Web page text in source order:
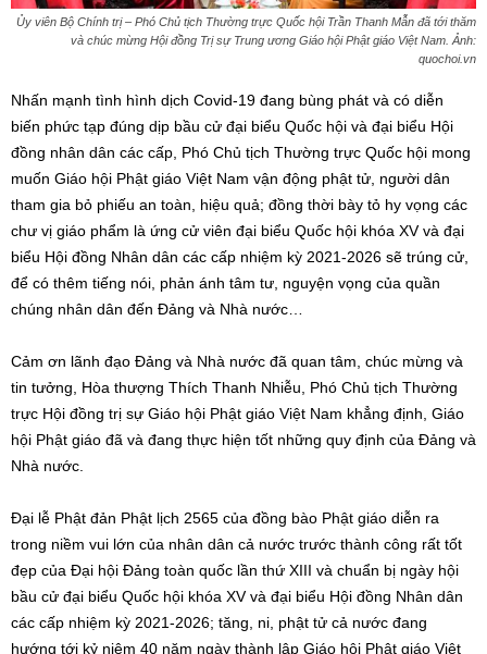
Ủy viên Bộ Chính trị – Phó Chủ tịch Thường trực Quốc hội Trần Thanh Mẫn đã tới thăm
và chúc mừng Hội đồng Trị sự Trung ương Giáo hội Phật giáo Việt Nam. Ảnh:
quochoi.vn
Nhấn mạnh tình hình dịch Covid-19 đang bùng phát và có diễn
biến phức tạp đúng dịp bầu cử đại biểu Quốc hội và đại biểu Hội
đồng nhân dân các cấp, Phó Chủ tịch Thường trực Quốc hội mong
muốn Giáo hội Phật giáo Việt Nam vận động phật tử, người dân
tham gia bỏ phiếu an toàn, hiệu quả; đồng thời bày tỏ hy vọng các
chư vị giáo phẩm là ứng cử viên đại biểu Quốc hội khóa XV và đại
biểu Hội đồng Nhân dân các cấp nhiệm kỳ 2021-2026 sẽ trúng cử,
để có thêm tiếng nói, phản ánh tâm tư, nguyện vọng của quần
chúng nhân dân đến Đảng và Nhà nước…
Cảm ơn lãnh đạo Đảng và Nhà nước đã quan tâm, chúc mừng và
tin tưởng, Hòa thượng Thích Thanh Nhiễu, Phó Chủ tịch Thường
trực Hội đồng trị sự Giáo hội Phật giáo Việt Nam khẳng định, Giáo
hội Phật giáo đã và đang thực hiện tốt những quy định của Đảng và
Nhà nước.
Đại lễ Phật đản Phật lịch 2565 của đồng bào Phật giáo diễn ra
trong niềm vui lớn của nhân dân cả nước trước thành công rất tốt
đẹp của Đại hội Đảng toàn quốc lần thứ XIII và chuẩn bị ngày hội
bầu cử đại biểu Quốc hội khóa XV và đại biểu Hội đồng Nhân dân
các cấp nhiệm kỳ 2021-2026; tăng, ni, phật tử cả nước đang
hướng tới kỷ niệm 40 năm ngày thành lập Giáo hội Phật giáo Việt